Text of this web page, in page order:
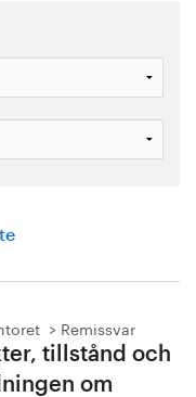
Remissvar
tillstånd och
om